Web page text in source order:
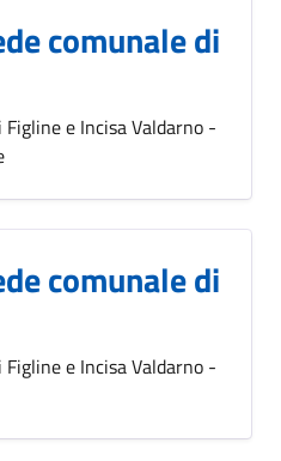
comunale di
e Incisa Valdarno -
comunale di
e Incisa Valdarno -